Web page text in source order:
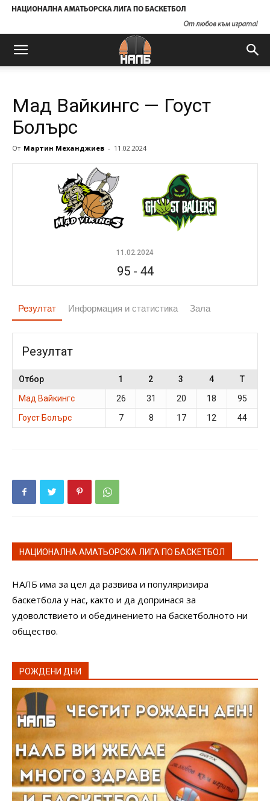
Мад Вайкингс — Гоуст
Болърс
От Мартин Механджиев - 11.02.2024
11.02.2024
95- 44
Резултат Информация и статистика Зала
Резултат
Отбор 1 2 3 4
T
Мад Вайкингс
26 31 20 18
95
Гоуст Болърс
7 8 17 12 44
НАЦИОНАЛНА АМАТЬОРСКА ЛИГА ПО БАСКЕТБОЛ
НАЛБ има за цел да развива и популяризира
баскетбола у нас, както и да допринася за
удоволствието и обединението на баскетболното ни
общество.
РОЖДЕНИ ДНИ